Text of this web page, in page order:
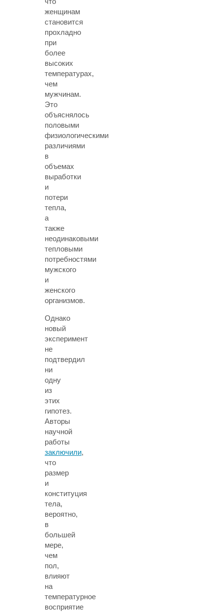
женщинам
становится
прохладно
при
более
высоких
температурах,
чем
мужчинам.
Это
объяснялось
половыми
физиологическими
различиями
в
объемах
выработки
и
потери
тепла,
а
также
неодинаковыми
тепловыми
потребностями
мужского
и
женского
организмов.
Однако
новый
эксперимент
не
подтвердил
ни
одну
из
этих
гипотез.
Авторы
научной
работы
заключили,
что
размер
и
конституция
тела,
вероятно,
в
большей
мере,
чем
пол,
влияют
на
температурное
восприятие